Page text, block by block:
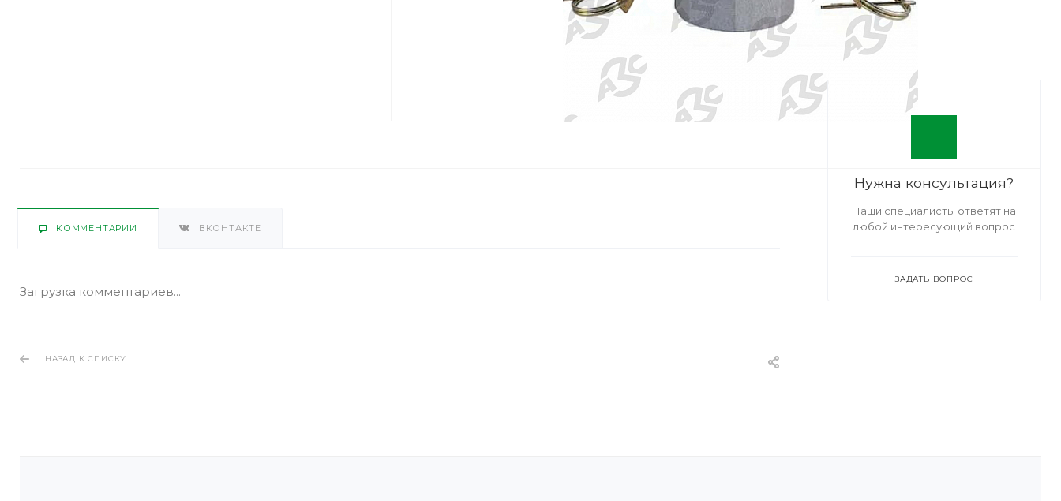
Нужна консультация?
Наши специалисты ответят на
любой интересующий вопрос
ЗАДАТЬ ВОПРОС
КОММЕНТАРИИ ВКОНТАКТЕ
Загрузка комментариев...
НАЗАД К СПИСКУ